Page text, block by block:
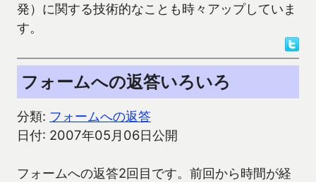
発）に関する技術的なことも時々アップしていま
す。
フォームへの返答いろいろ
分類: フォームへの返答
日付: 2007年05月06日公開
フォームへの返答2回目です。前回から時間が経